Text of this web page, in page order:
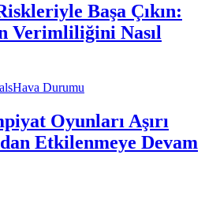
Başa Çıkın:
Verimliliğini Nasıl
Hava Durumu
Oyunları Aşırı
Etkilenmeye Devam